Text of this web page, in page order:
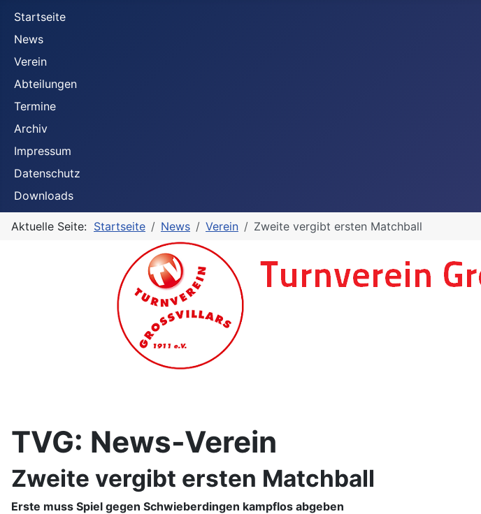
Startseite
News
Verein
Abteilungen
Termine
Archiv
Impressum
Datenschutz
Downloads
Aktuelle Seite: Startseite News Verein Zweite vergibt ersten Matchball
TVG: News-Verein
Zweite vergibt ersten Matchball
Erste muss Spiel gegen Schwieberdingen kampflos abgeben